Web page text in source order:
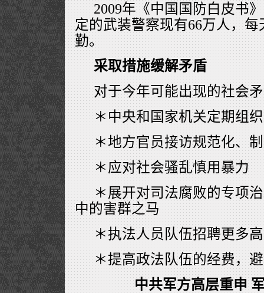
2009年《中国国防白皮书
定的武装警察现有66万人，
勤。
采取措施缓解矛盾
对于今年可能出现的社会
＊中央和国家机关定期组
＊地方官员接访规范化、
＊应对社会骚乱慎用暴力
＊展开对司法腐败的专项
中的害群之马
＊执法人员队伍招聘更多
＊提高政法队伍的经费，
中共军方高层重申